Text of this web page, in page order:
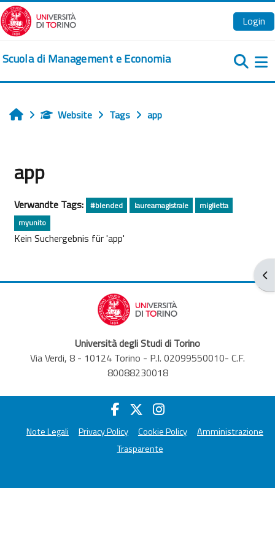
Zum Hauptinhalt
Login
Scuola di Management e Economia
Startseite
Website Tags app
app
Verwandte Tags: #blended laureamagistrale
miglietta
myunito
Kein Suchergebnis für 'app'
Università degli Studi di Torino
Via Verdi, 8 - 10124 Torino - P.I. 02099550010- C.F.
80088230018
Note Legali Privacy Policy Cookie Policy
Amministrazione
Trasparente